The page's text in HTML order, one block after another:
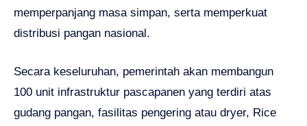
memperpanjang masa simpan, serta memperkuat
distribusi pangan nasional.
Secara keseluruhan, pemerintah akan membangun
100 unit infrastruktur pascapanen yang terdiri atas
gudang pangan, fasilitas pengering atau dryer, Rice